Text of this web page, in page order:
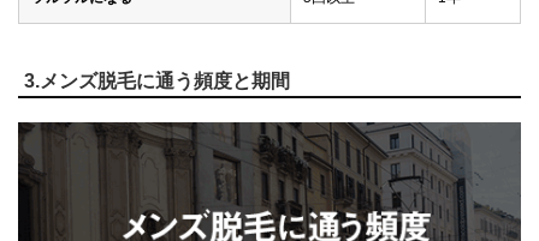
3.メンズ脱毛に通う頻度と期間